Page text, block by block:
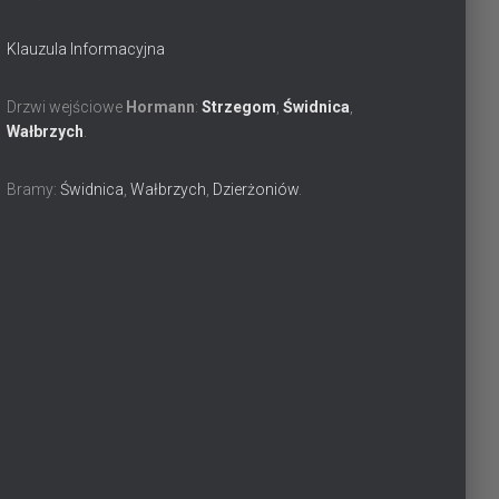
Klauzula Informacyjna
Drzwi wejściowe Hormann: Strzegom Świdnica
Wałbrzych
Bramy: Świdnica Wałbrzych Dzierżoniów